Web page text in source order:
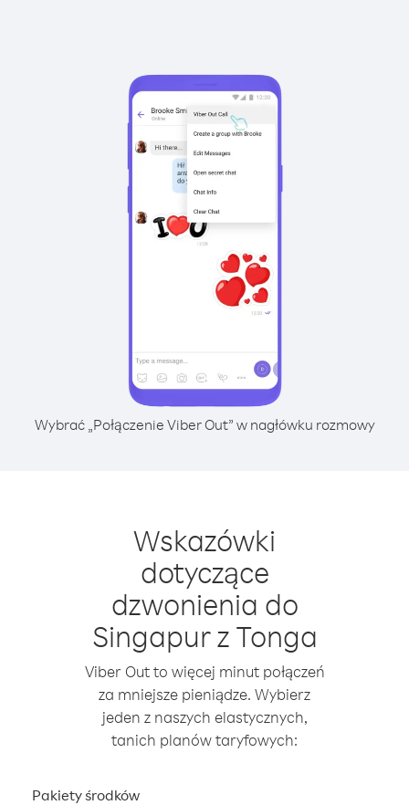
Wybrać „Połączenie Viber Out” w nagłówku rozmowy
Wskazówki
dotyczące
dzwonienia do
Singapur z Tonga
Viber Out to więcej minut połączeń
za mniejsze pieniądze. Wybierz
jeden z naszych elastycznych,
tanich planów taryfowych:
Pakiety środków